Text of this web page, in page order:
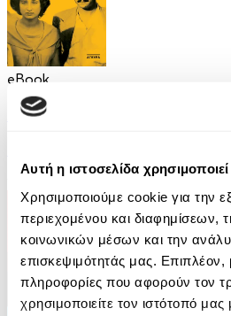
Αυτή η ιστοσελίδα
Χρησιμοποιούμε cookie για την
περιεχομένου και διαφημίσεων,
κοινωνικών μέσων και την
επισκεψιμότητάς μας. Επιπλέον,
πληροφορίες που αφορούν τον
χρησιμοποιείτε τον ιστότοπό
eBook
Η απαγωγή της Τασούλας